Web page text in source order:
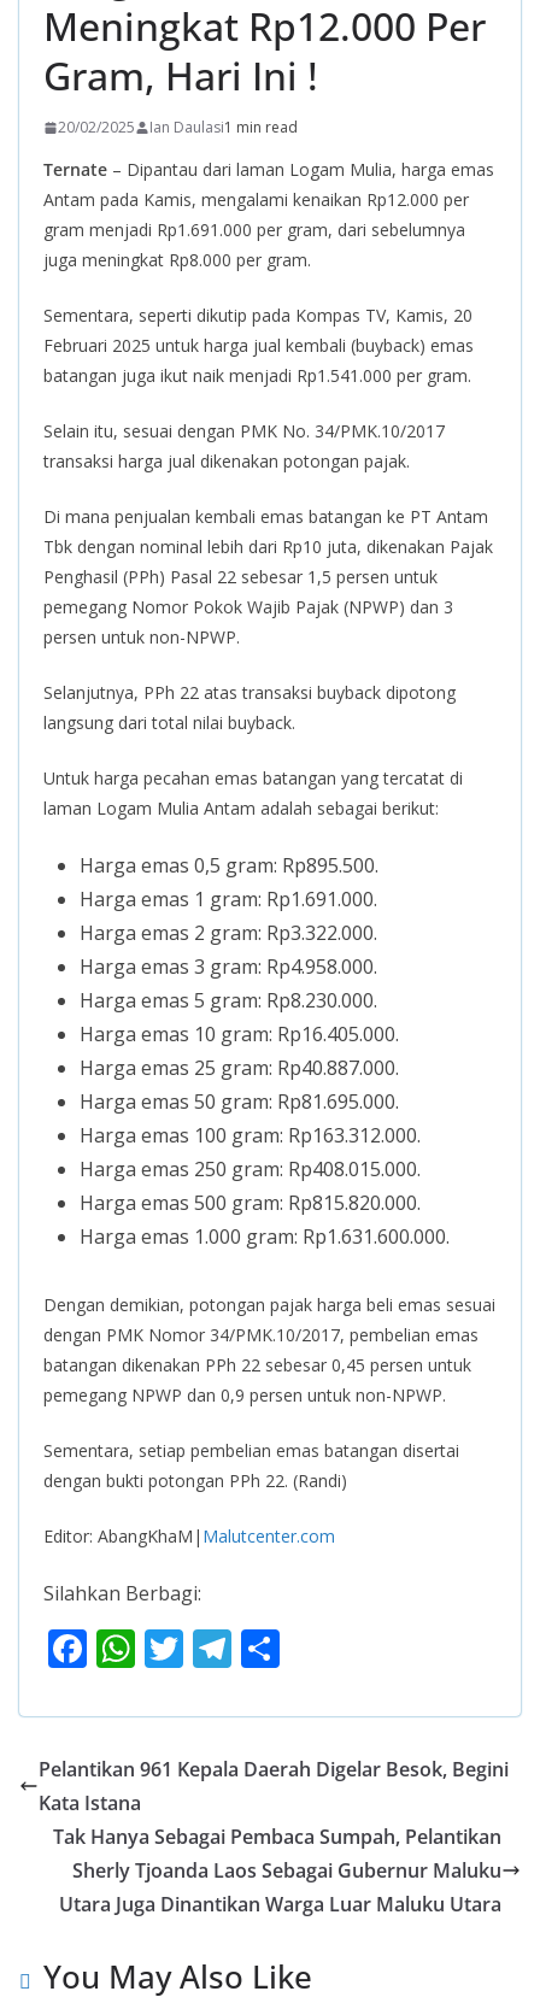
Meningkat Rp12.000 Per
Gram, Hari Ini !
20/02/2025 Ian Daulasi1 min read
Ternate – Dipantau dari laman Logam Mulia, harga emas
Antam pada Kamis, mengalami kenaikan Rp12.000 per
gram menjadi Rp1.691.000 per gram, dari sebelumnya
juga meningkat Rp8.000 per gram.
Sementara, seperti dikutip pada Kompas TV, Kamis, 20
Februari 2025 untuk harga jual kembali (buyback) emas
batangan juga ikut naik menjadi Rp1.541.000 per gram.
Selain itu, sesuai dengan PMK No. 34/PMK.10/2017
transaksi harga jual dikenakan potongan pajak.
Di mana penjualan kembali emas batangan ke PT Antam
Tbk dengan nominal lebih dari Rp10 juta, dikenakan Pajak
Penghasil (PPh) Pasal 22 sebesar 1,5 persen untuk
pemegang Nomor Pokok Wajib Pajak (NPWP) dan 3
persen untuk non-NPWP.
Selanjutnya, PPh 22 atas transaksi buyback dipotong
langsung dari total nilai buyback.
Untuk harga pecahan emas batangan yang tercatat di
laman Logam Mulia Antam adalah sebagai berikut:
Harga emas 0,5 gram: Rp895.500.
Harga emas 1 gram: Rp1.691.000.
Harga emas 2 gram: Rp3.322.000.
Harga emas 3 gram: Rp4.958.000.
Harga emas 5 gram: Rp8.230.000.
Harga emas 10 gram: Rp16.405.000.
Harga emas 25 gram: Rp40.887.000.
Harga emas 50 gram: Rp81.695.000.
Harga emas 100 gram: Rp163.312.000.
Harga emas 250 gram: Rp408.015.000.
Harga emas 500 gram: Rp815.820.000.
Harga emas 1.000 gram: Rp1.631.600.000.
Dengan demikian, potongan pajak harga beli emas sesuai
dengan PMK Nomor 34/PMK.10/2017, pembelian emas
batangan dikenakan PPh 22 sebesar 0,45 persen untuk
pemegang NPWP dan 0,9 persen untuk non-NPWP.
Sementara, setiap pembelian emas batangan disertai
dengan bukti potongan PPh 22. (Randi)
Editor: AbangKhaM| Malutcenter.com
Silahkan Berbagi:
F
e
b
o
o
k
W
at
s
A
p
p
T
itt
er
T
e
gr
m
ar
e
Pelantikan 961 Kepala Daerah Digelar Besok, Begini
Kata Istana
Tak Hanya Sebagai Pembaca Sumpah, Pelantikan
Sherly Tjoanda Laos Sebagai Gubernur Maluku
Utara Juga Dinantikan Warga Luar Maluku Utara
You May Also Like